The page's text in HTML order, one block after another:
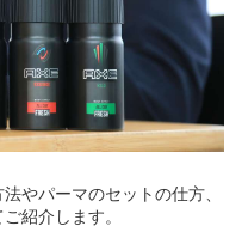
やパーマのセットの仕方、
紹介します。